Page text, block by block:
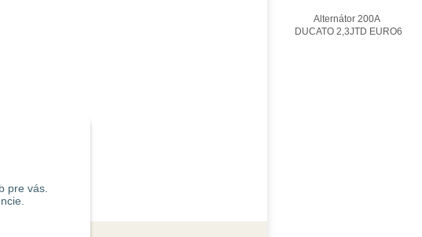
pre vás.
Alternátor 200A
DUCATO 2,3JTD EURO6